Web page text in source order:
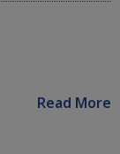
Read More